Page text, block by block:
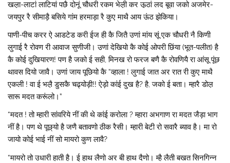
खल़ा-लाटां लाटियां पछै दोनूं चौधरी रकम भेल़ी कर ऊ़ठां लद बूवा जको अजमेर-
जयपुर रै सीमाड़ै बसिये गांम हरमाड़ा रै कुए माथै आय ऊंठ झेकिया।
पाणी-पीच करर ऐ आडटेड करी ईज ही कै जितै उणां मांय सूं एक चौधरी नै किणी
लुगाई रै रोवण री आवाज सुणीजी। उणां देखियो कै कोई ओपरी छिंया (भूत-पलीत) है
कै कोई दुखियारण! पण है जको ई सही, मिनख रो फरज बणै कै रोवणियै रा आंसू पूंछ
थावस दियो जावै। उणां जाय पूछियो कै “व्हाला ! लुगाई जात अर रात री कुए माथै
एकली ! वा ई भल़ै डुसकै चढ्योड़ी!! ऐड़ो कांई दुख है? है, जको ई बता। म्हारै डोल़
सारू मदत करूंलो।”
“मदत ! तो म्हारी सांवरिये नीं की थे कांई करोला ? म्हारा अभगाण रा मदत जैड़ा भाग
नीं है। पण थे पूछ्यो है जणै बतावणो ठीक रैसी। म्हारी बेटी रो सवारै ब्याव है। मा रो
जायो कोई भाई नीं सो मायरो कुण लावै?
“मायरो तो उधारी हाती है। ई हाथ लैणो अर बी हाथ दैणो। म्है लैती बखत सिनगिन्न